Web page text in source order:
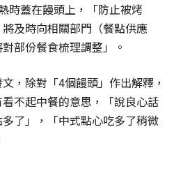
時蓋在饅頭上，「防止被烤
及時向相關部門（餐點供應
部份餐食梳理調整」。
，除對「4個饅頭」作出解釋，
不起中餐的意思，「說良心話
了」，「中式點心吃多了稍微